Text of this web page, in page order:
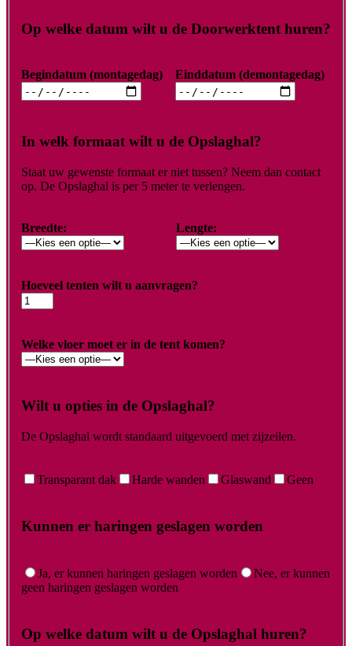
Op welke datum wilt u de Doorwerktent huren?
Begindatum (montagedag) Einddatum (demontagedag)
In welk formaat wilt u de Opslaghal?
Staat uw gewenste formaat er niet tussen? Neem dan contact
op. De Opslaghal is per 5 meter te verlengen.
Breedte: Lengte:
Hoeveel tenten wilt u aanvragen?
Welke vloer moet er in de tent komen?
Wilt u opties in de Opslaghal?
De Opslaghal wordt standaard uitgevoerd met zijzeilen.
Transparant dak Harde wanden Glaswand Geen
Kunnen er haringen geslagen worden
Ja, er kunnen haringen geslagen worden
Nee, er kunnen
geen haringen geslagen worden
Op welke datum wilt u de Opslaghal huren?